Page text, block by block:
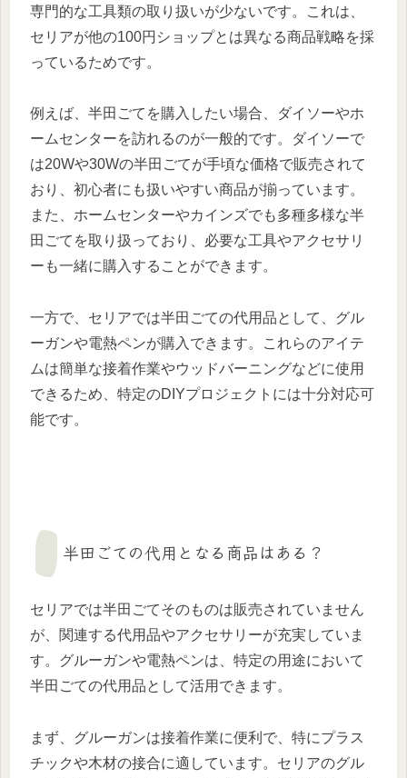
専門的な工具類の取り扱いが少ないです。これは、
セリアが他の100円ショップとは異なる商品戦略を採
っているためです。
例えば、半田ごてを購入したい場合、ダイソーやホ
ームセンターを訪れるのが一般的です。ダイソーで
は20Wや30Wの半田ごてが手頃な価格で販売されて
おり、初心者にも扱いやすい商品が揃っています。
また、ホームセンターやカインズでも多種多様な半
田ごてを取り扱っており、必要な工具やアクセサリ
ーも一緒に購入することができます。
一方で、セリアでは半田ごての代用品として、グル
ーガンや電熱ペンが購入できます。これらのアイテ
ムは簡単な接着作業やウッドバーニングなどに使用
できるため、特定のDIYプロジェクトには十分対応可
能です。
半田ごての代用となる商品はある？
セリアでは半田ごてそのものは販売されていません
が、関連する代用品やアクセサリーが充実していま
す。グルーガンや電熱ペンは、特定の用途において
半田ごての代用品として活用できます。
まず、グルーガンは接着作業に便利で、特にプラス
チックや木材の接合に適しています。セリアのグル